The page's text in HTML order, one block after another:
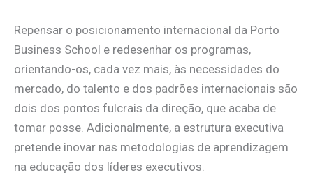
Repensar o posicionamento internacional da Porto
Business School e redesenhar os programas,
orientando-os, cada vez mais, às necessidades do
mercado, do talento e dos padrões internacionais são
dois dos pontos fulcrais da direção, que acaba de
tomar posse. Adicionalmente, a estrutura executiva
pretende inovar nas metodologias de aprendizagem
na educação dos líderes executivos.